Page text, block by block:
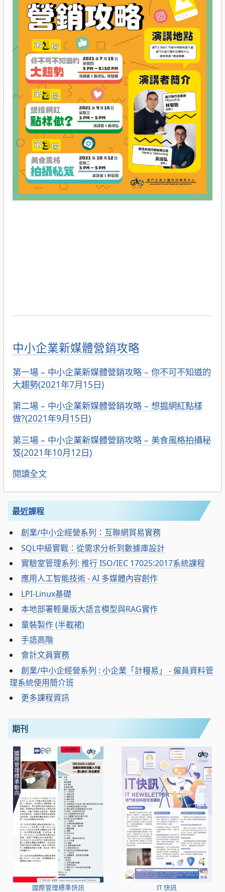
中小企業新媒體營銷攻略
第一場 – 中小企業新媒體營銷攻略 – 你不可不知道的
大趨勢(2021年7月15日)
第二場 – 中小企業新媒體營銷攻略 – 想揾網紅點樣
做?(2021年9月15日)
第三場 – 中小企業新媒體營銷攻略 – 美食風格拍攝秘
笈(2021年10月12日)
閱讀全文
最近課程
創業/中小企經營系列：互聯網貿易實務
SQL中級實戰：從需求分析到數據庫設計
實驗室管理系列: 推行 ISO/IEC 17025:2017系統課程
應用人工智能技術 - AI 多媒體內容創作
LPI-Linux基礎
本地部署輕量版大語言模型與RAG實作
童裝製作 (半截裙)
手語高階
會計文員實務
創業/中小企經營系列 : 小企業「計糧易」 - 僱員資料管
理系統使用簡介班
更多課程資訊
期刊
國際管理標準快訊 IT 快訊